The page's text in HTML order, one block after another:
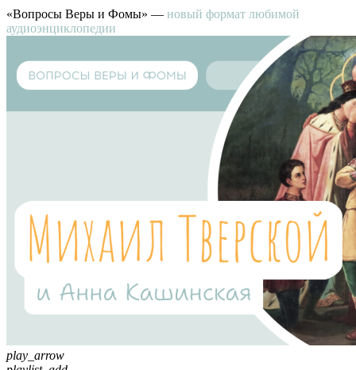
«Вопросы Веры и Фомы» — новый формат любимой
аудиоэнциклопедии
play_arrow